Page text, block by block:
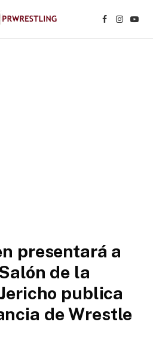
Facebook
presentará a
de la
publica
de Wrestle